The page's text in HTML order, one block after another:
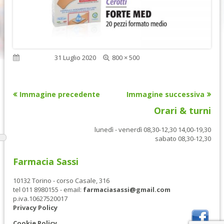
Pubblicato31 Luglio 2020
Dimensione
800 × 500
Immagine precedente Immagine successiva
Orari & turni
lunedì - venerdì 08,30-12,30 14,00-19,30
sabato 08,30-12,30
Farmacia Sassi
10132 Torino - corso Casale, 316
tel 011 8980155 - email: farmaciasassi@gmail.com
p.iva.10627520017
Privacy Policy